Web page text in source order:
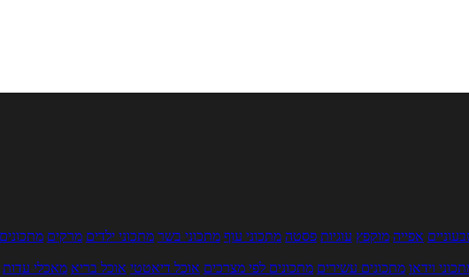
אפייה מוקפץ עוגיות פסטה מתכוני עוף מתכוני בשר מתכוני ילדים מרקים
וידאו מתכונים עשירים מתכונים לפי מצרכים אוכל דיאטטי אוכל בריא מאכלי עדות